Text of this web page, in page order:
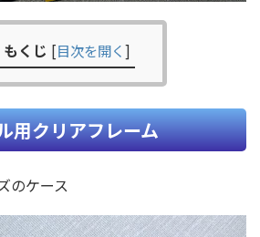
もくじ [目次を開く]
用クリアフレーム
のケース